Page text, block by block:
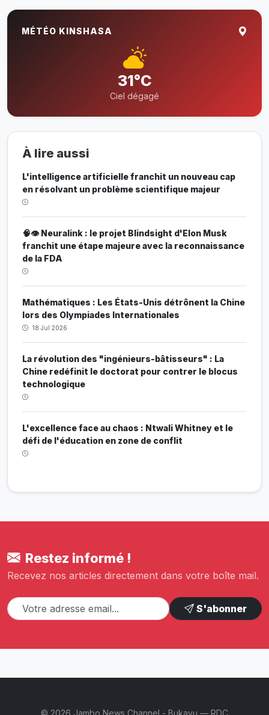
MÉTÉO KINSHASA
31°C
Ciel dégagé
À lire aussi
L'intelligence artificielle franchit un nouveau cap
en résolvant un problème scientifique majeur
🧠👁️ Neuralink : le projet Blindsight d'Elon Musk
franchit une étape majeure avec la reconnaissance
de la FDA
Mathématiques : Les États-Unis détrônent la Chine
lors des Olympiades Internationales
18 Jul 2026
La révolution des "ingénieurs-bâtisseurs" : La
Chine redéfinit le doctorat pour contrer le blocus
technologique
L'excellence face au chaos : Ntwali Whitney et le
défi de l'éducation en zone de conflit
Restez informé !
Recevez nos articles directement dans votre boîte mail.
S'abonner
© 2026 Jambo News Channel - Bukavu — RDC